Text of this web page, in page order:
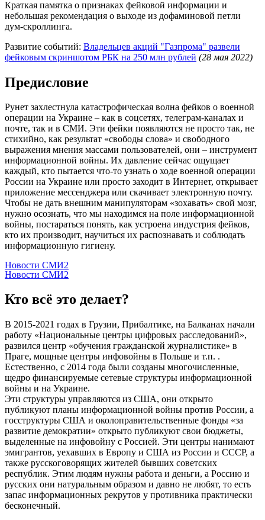
Краткая памятка о признаках фейковой информации и
небольшая рекомендация о выходе из дофаминовой петли
дум-скроллинга.
Развитие событий: Владельцев акций "Газпрома" развели
фейковым скриншотом РБК на 250 млн рублей (28 мая 2022)
Предисловие
Рунет захлестнула катастрофическая волна фейков о военной
операции на Украине – как в соцсетях, телеграм-каналах и
почте, так и в СМИ. Эти фейки появляются не просто так, не
стихийно, как результат «свободы слова» и свободного
выражения мнения массами пользователей, они – инструмент
информационной войны. Их давление сейчас ощущает
каждый, кто пытается что-то узнать о ходе военной операции
России на Украине или просто заходит в Интернет, открывает
приложение мессенджера или скачивает электронную почту.
Чтобы не дать внешним манипуляторам «зохавать» свой мозг,
нужно осознать, что мы находимся на поле информационной
войны, постараться понять, как устроена индустрия фейков,
кто их производит, научиться их распознавать и соблюдать
информационную гигиену.
Новости СМИ2
Новости СМИ2
Кто всё это делает?
В 2015-2021 годах в Грузии, Прибалтике, на Балканах начали
работу «Национальные центры цифровых расследований»,
развился центр «обучения гражданской журналистике» в
Праге, мощные центры инфовойны в Польше и т.п. .
Естественно, с 2014 года были созданы многочисленные,
щедро финансируемые сетевые структуры информационной
войны и на Украине.
Эти структуры управляются из США, они открыто
публикуют планы информационной войны против России, а
госструктуры США и околоправительственные фонды «за
развитие демократии» открыто публикуют свои бюджеты,
выделенные на инфовойну с Россией. Эти центры нанимают
эмигрантов, уехавших в Европу и США из России и СССР, а
также русскоговорящих жителей бывших советских
республик. Этим людям нужны работа и деньги, а Россию и
русских они натуральным образом и давно не любят, то есть
запас информационных рекрутов у противника практически
бесконечный.